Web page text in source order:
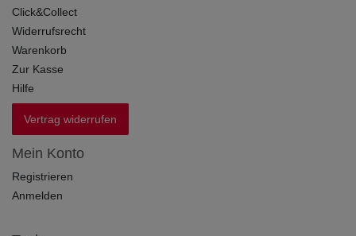
Click&Collect
Widerrufsrecht
Warenkorb
Zur Kasse
Hilfe
Vertrag widerrufen
Mein Konto
Registrieren
Anmelden